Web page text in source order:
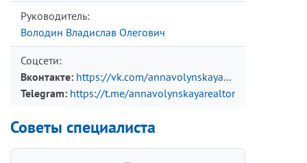
Руководитель:
Володин Владислав Олегович
Соцсети:
Вконтакте: https://vk.com/annavolynskaya75
Telegram: https://t.me/annavolynskayarealtor
Советы специалиста